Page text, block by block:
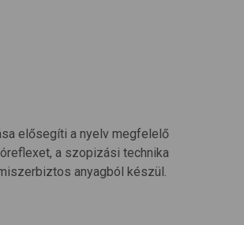
elősegíti a nyelv megfelelő
a szopizási technika
anyagból készül.